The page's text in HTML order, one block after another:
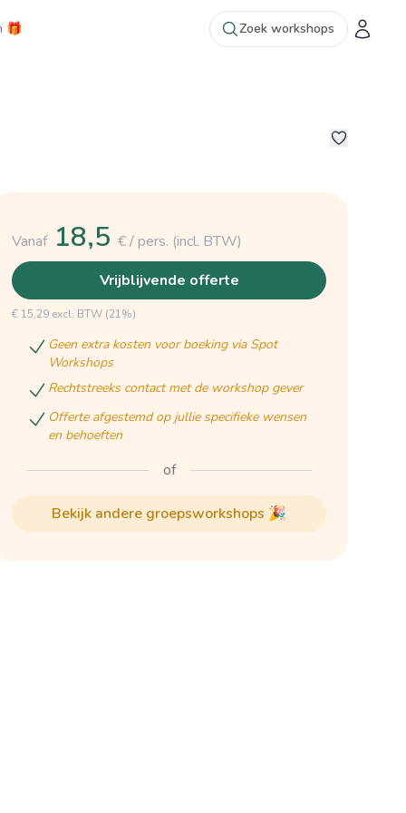
🎁 Zoek workshops
Vanaf 18,5 € / pers. (incl. BTW)
vrijblijvende offerte
€ 15,29 excl. BTW (21%)
geen extra kosten voor boeking via Spot
Workshops
rechtstreeks contact met de workshop gever
offerte afgestemd op jullie specifieke wensen
en behoeften
of
bekijk andere groepsworkshops 🎉